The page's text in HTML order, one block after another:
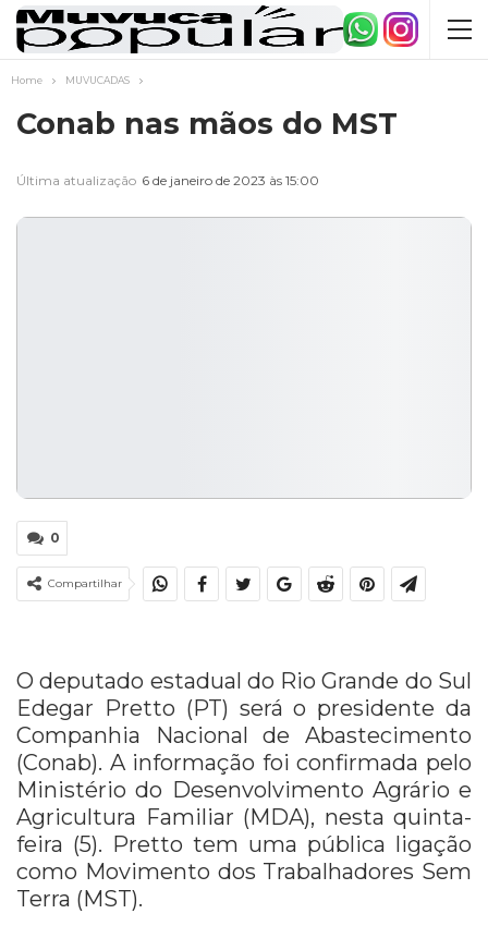
Home MUVUCADAS
Conab nas mãos do MST
Última atualização 6 de janeiro de 2023 às 15:00
0
Compartilhar
O deputado estadual do Rio Grande do Sul
Edegar Pretto (PT) será o presidente da
Companhia Nacional de Abastecimento
(Conab). A informação foi confirmada pelo
Ministério do Desenvolvimento Agrário e
Agricultura Familiar (MDA), nesta quinta-
feira (5). Pretto tem uma pública ligação
como Movimento dos Trabalhadores Sem
Terra (MST).